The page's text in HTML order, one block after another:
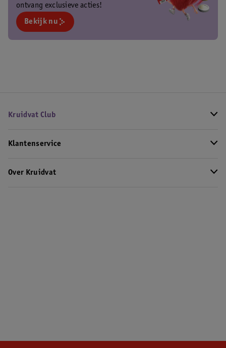
ontvang exclusieve acties!
Bekijk nu
Kruidvat Club
Klantenservice
Over Kruidvat